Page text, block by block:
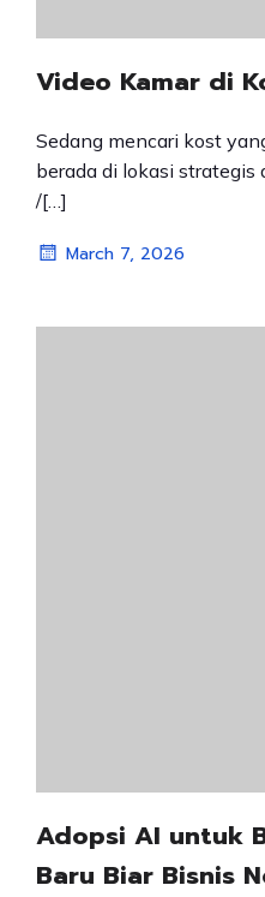
Video Kamar di
Sedang mencari kost
berada di lokasi strategis
/[…]
March 7, 2026
Adopsi AI untuk
Baru Biar Bisnis